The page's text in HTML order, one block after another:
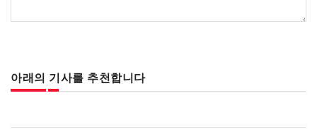
아래의 기사를 추천합니다